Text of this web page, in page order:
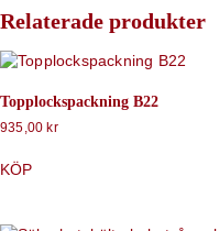
Relaterade produkter
Topplockspackning B22
935,00kr
KÖP